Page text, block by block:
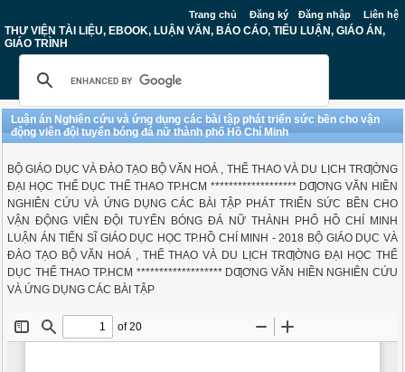
Trang chủ Đăng ký Đăng nhập Liên hệ
THƯ VIỆN TÀI LIỆU, EBOOK, LUẬN VĂN, BÁO CÁO, TIỂU LUẬN, GIÁO ÁN,
GIÁO TRÌNH
Luận án Nghiên cứu và ứng dụng các bài tập phát triển sức bền cho vận
động viên đội tuyển bóng đá nữ thành phố Hồ Chí Minh
BỘ GIÁO DỤC VÀ ĐÀO TẠO BỘ VĂN HOÁ , THỂ THAO VÀ DU LỊCH TRƢỜNG
ĐẠI HỌC THỂ DỤC THỂ THAO TP.HCM ******************* DƢƠNG VĂN HIỀN
NGHIÊN CỨU VÀ ỨNG DỤNG CÁC BÀI TẬP PHÁT TRIỂN SỨC BỀN CHO
VẬN ĐỘNG VIÊN ĐỘI TUYỂN BÓNG ĐÁ NỮ THÀNH PHỐ HỒ CHÍ MINH
LUẬN ÁN TIẾN SĨ GIÁO DỤC HỌC TP.HỒ CHÍ MINH - 2018 BỘ GIÁO DỤC VÀ
ĐÀO TẠO BỘ VĂN HOÁ , THỂ THAO VÀ DU LỊCH TRƢỜNG ĐẠI HỌC THỂ
DỤC THỂ THAO TP.HCM ******************* DƢƠNG VĂN HIỀN NGHIÊN CỨU
VÀ ỨNG DỤNG CÁC BÀI TẬP